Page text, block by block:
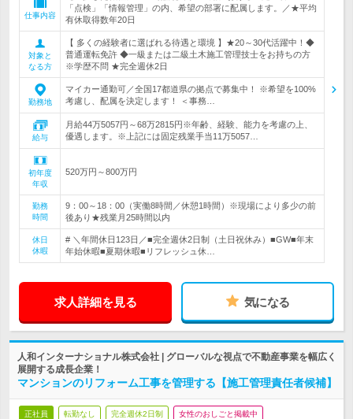
仕事内容
「点検」「情報管理」の内、希望の部署に配属します。／★平均
有休取得数年20日
対象と
なる方
【 多くの経験者に選ばれる待遇と環境 】★20～30代活躍中！◆
普通運転免許 ◆一級または二級土木施工管理技士をお持ちの方
※学歴不問 ★完全週休2日
勤務地
マイカー通勤可／全国17都道県の拠点で募集中！ ※希望を100%
考慮し、配属を決定します！ ＜事務…
給与
月給44万5057円～68万2815円※年齢、経験、能力を考慮の上、
優遇します。※上記には固定残業手当11万5057…
初年度
年収
520万円～800万円
勤務
時間
9：00～18：00（実働8時間／休憩1時間）※現場により多少の前
後あり★残業月25時間以内
休日
休暇
# ＼年間休日123日／■完全週休2日制（土日祝休み）■GW■年末
年始休暇■夏期休暇■リフレッシュ休…
求人詳細を見る 気になる
人和インターナショナル株式会社 | グローバルな視点で不動産事業を幅広く
展開する成長企業！
マンションのリフォーム工事を管理する【施工管理責任者候補】
正社員 転勤なし 完全週休2日制 女性のおしごと掲載中